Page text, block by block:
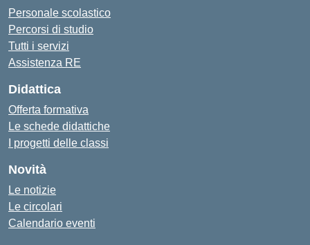
Personale scolastico
Percorsi di studio
Tutti i servizi
Assistenza RE
Didattica
Offerta formativa
Le schede didattiche
I progetti delle classi
Novità
Le notizie
Le circolari
Calendario eventi